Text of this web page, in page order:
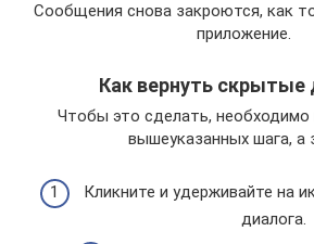
Сообщения снова закроются, как
приложение.
Как вернуть скрытые
Чтобы это сделать, необходимо
вышеуказанных шага, а
Кликните и удерживайте на
диалога.